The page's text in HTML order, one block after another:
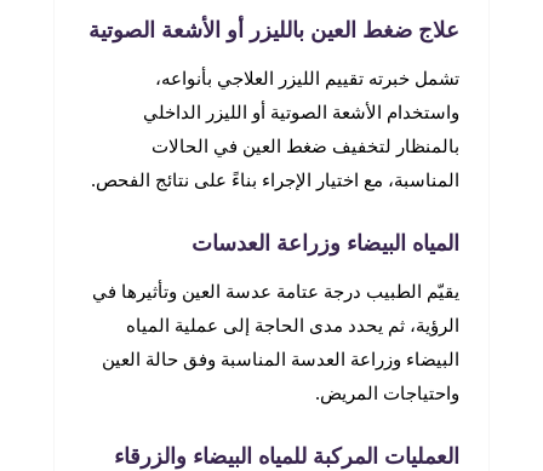
علاج ضغط العين بالليزر أو الأشعة الصوتية
تشمل خبرته تقييم الليزر العلاجي بأنواعه،
واستخدام الأشعة الصوتية أو الليزر الداخلي
بالمنظار لتخفيف ضغط العين في الحالات
المناسبة، مع اختيار الإجراء بناءً على نتائج الفحص.
المياه البيضاء وزراعة العدسات
يقيّم الطبيب درجة عتامة عدسة العين وتأثيرها في
الرؤية، ثم يحدد مدى الحاجة إلى عملية المياه
البيضاء وزراعة العدسة المناسبة وفق حالة العين
واحتياجات المريض.
العمليات المركبة للمياه البيضاء والزرقاء